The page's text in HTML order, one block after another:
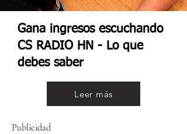
Gana ingresos escuchando
CS RADIO HN - Lo que
debes saber
Leer más
Publicidad